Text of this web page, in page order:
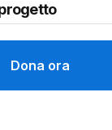
Dona ora